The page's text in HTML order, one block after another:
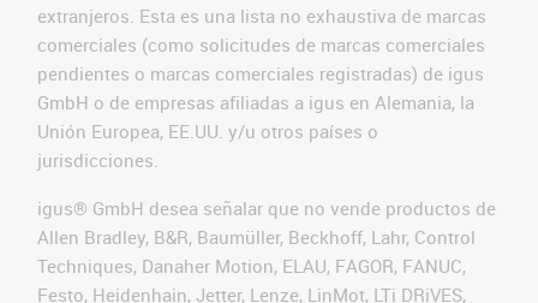
extranjeros. Esta es una lista no exhaustiva de marcas
comerciales (como solicitudes de marcas comerciales
pendientes o marcas comerciales registradas) de igus
GmbH o de empresas afiliadas a igus en Alemania, la
Unión Europea, EE.UU. y/u otros países o
jurisdicciones.
igus® GmbH desea señalar que no vende productos de
Allen Bradley, B&R, Baumüller, Beckhoff, Lahr, Control
Techniques, Danaher Motion, ELAU, FAGOR, FANUC,
Festo, Heidenhain, Jetter, Lenze, LinMot, LTi DRiVES,